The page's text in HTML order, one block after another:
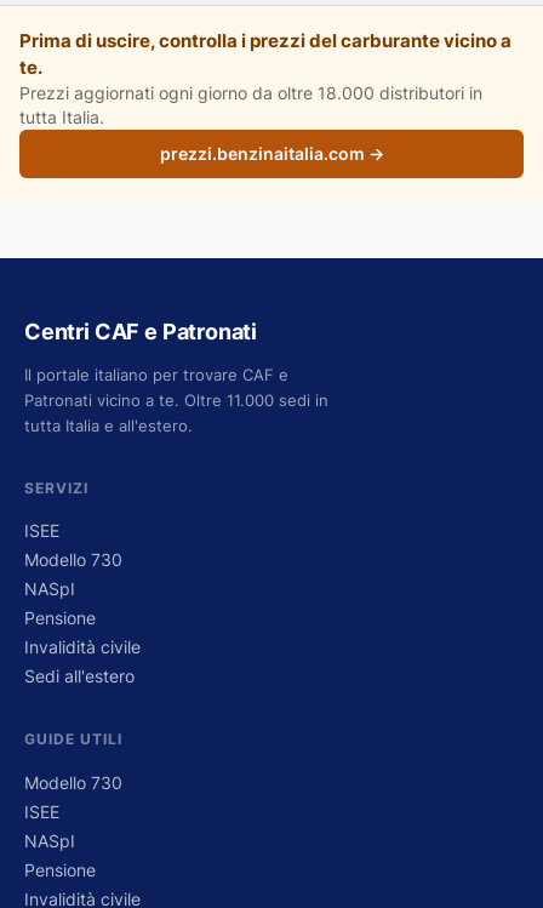
Prima di uscire, controlla i prezzi del carburante vicino a
te.
Prezzi aggiornati ogni giorno da oltre 18.000 distributori in
tutta Italia.
prezzi.benzinaitalia.com →
Centri CAF e Patronati
Il portale italiano per trovare CAF e
Patronati vicino a te. Oltre 11.000 sedi in
tutta Italia e all'estero.
SERVIZI
ISEE
Modello 730
NASpI
Pensione
Invalidità civile
Sedi all'estero
GUIDE UTILI
Modello 730
ISEE
NASpI
Pensione
Invalidità civile